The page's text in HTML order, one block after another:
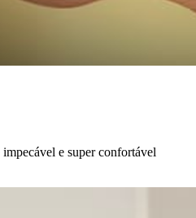
e super confortável